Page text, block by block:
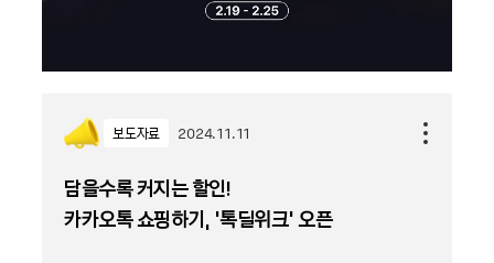
보도자료 2024.11.11
담을수록 커지는 할인!
카카오톡 쇼핑하기, ‘톡딜위크’ 오픈